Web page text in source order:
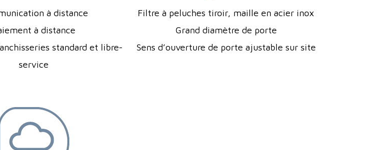
à distance
à distance
standard et libre-
service
Filtre à peluches tiroir, maille en acier inox
Grand diamètre de porte
Sens d’ouverture de porte ajustable sur site